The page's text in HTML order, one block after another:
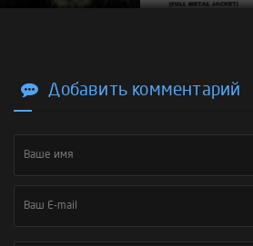
Добавить комментарий